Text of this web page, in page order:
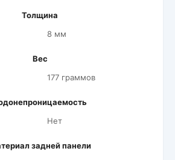
Толщина
8 мм
Вес
177 граммов
Нет
задней панели